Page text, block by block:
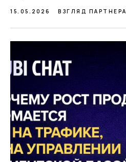
15.05.2026 ВЗГЛЯД ПАРТНЕРА